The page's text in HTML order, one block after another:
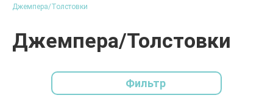
Джемпера/Толстовки
Джемпера/Толстовки
Фильтр